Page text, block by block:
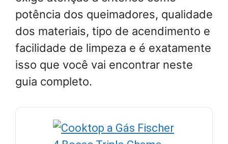
potência dos queimadores, qualidade
dos materiais, tipo de acendimento e
facilidade de limpeza e é exatamente
isso que você vai encontrar neste
guia completo.